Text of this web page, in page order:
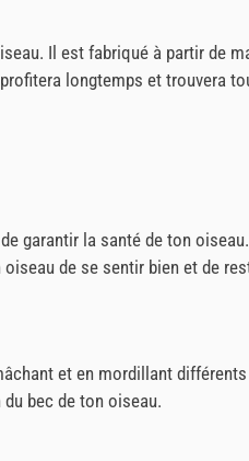
Il est fabriqué à partir de
longtemps et trouvera
garantir la santé de ton
de se sentir bien et de
et en mordillant
bec de ton oiseau.